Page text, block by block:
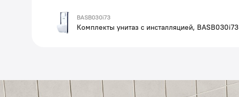
BASB030i73
Комплекты унитаз с инсталляцией, BASB030i73